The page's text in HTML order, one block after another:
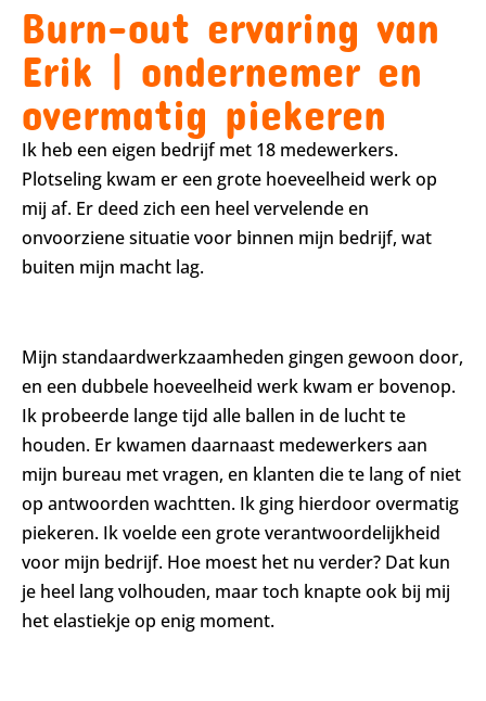
Burn-out ervaring van
Erik | ondernemer en
overmatig piekeren
Ik heb een eigen bedrijf met 18 medewerkers.
Plotseling kwam er een grote hoeveelheid werk op
mij af. Er deed zich een heel vervelende en
onvoorziene situatie voor binnen mijn bedrijf, wat
buiten mijn macht lag.
Mijn standaardwerkzaamheden gingen gewoon door,
en een dubbele hoeveelheid werk kwam er bovenop.
Ik probeerde lange tijd alle ballen in de lucht te
houden. Er kwamen daarnaast medewerkers aan
mijn bureau met vragen, en klanten die te lang of niet
op antwoorden wachtten. Ik ging hierdoor overmatig
piekeren. Ik voelde een grote verantwoordelijkheid
voor mijn bedrijf. Hoe moest het nu verder? Dat kun
je heel lang volhouden, maar toch knapte ook bij mij
het elastiekje op enig moment.